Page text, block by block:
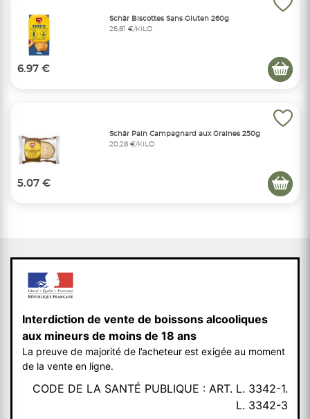
Schär Biscottes Sans Gluten 260g
26,81 €/KILO
6.97 €
Schär Pain Campagnard aux Graines 250g
20,28 €/KILO
5.07 €
Interdiction de vente de boissons alcooliques
aux mineurs de moins de 18 ans
La preuve de majorité de l’acheteur est exigée au moment
de la vente en ligne.
CODE DE LA SANTÉ PUBLIQUE : ART. L. 3342-1.
L. 3342-3